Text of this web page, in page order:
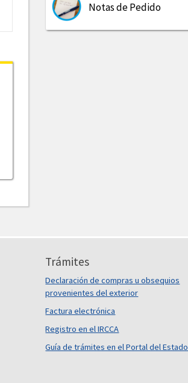
Notas de Pedido
Trámites
Declaración de compras u obsequios
provenientes del exterior
Factura electrónica
Registro en el IRCCA
Guía de trámites en el Portal del Estado